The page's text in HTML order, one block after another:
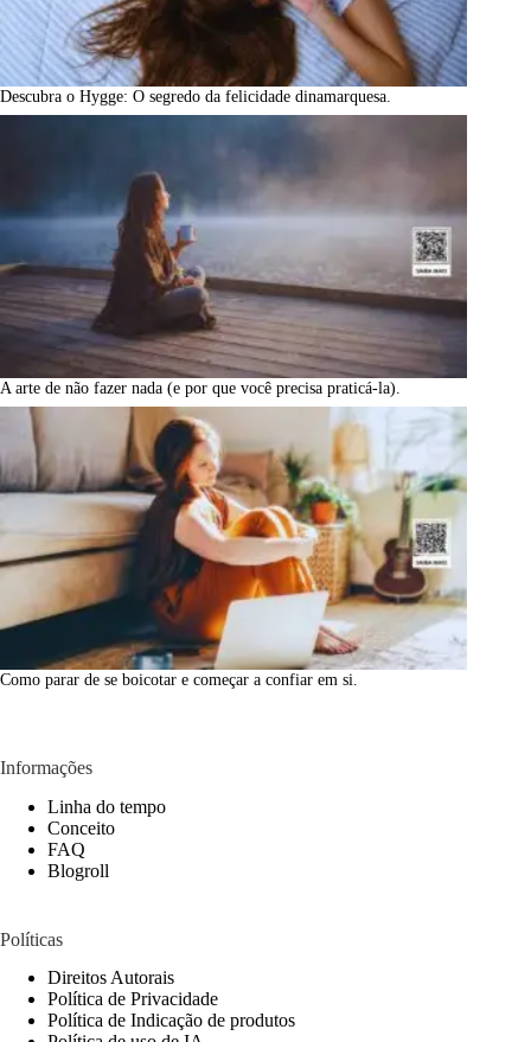
Descubra o Hygge: O segredo da felicidade dinamarquesa.
A arte de não fazer nada (e por que você precisa praticá-la).
Como parar de se boicotar e começar a confiar em si.
Informações
Linha do tempo
Conceito
FAQ
Blogroll
Políticas
Direitos Autorais
Política de Privacidade
Política de Indicação de produtos